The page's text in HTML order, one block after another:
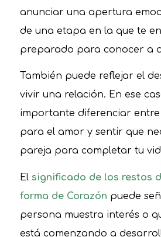
anunciar una apertura
de una etapa en la que te
preparado para conocer a
También puede reflejar el
vivir una relación. En ese
importante diferenciar
para el amor y sentir que
pareja para completar tu
El significado de los restos
forma de Corazón puede
persona muestra interés o
está comenzando a